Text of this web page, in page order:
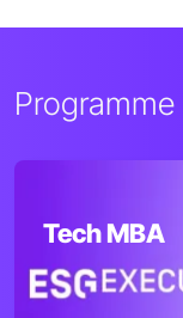
Programme
Tech MBA